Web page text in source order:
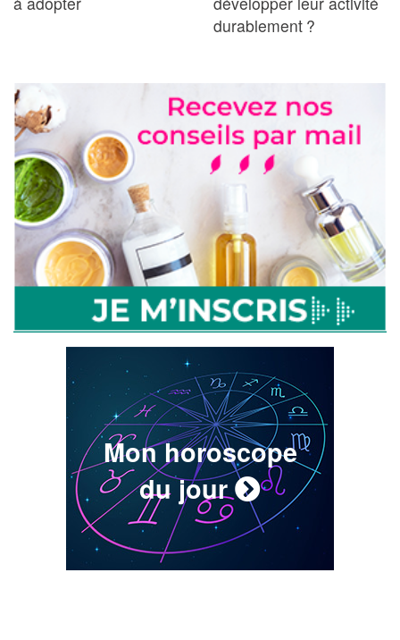
durablement ?
Mon horoscope
du jour